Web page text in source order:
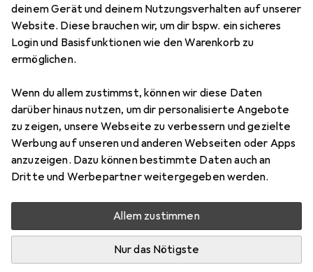
deinem Gerät und deinem Nutzungsverhalten auf unserer
Website. Diese brauchen wir, um dir bspw. ein sicheres
Login und Basisfunktionen wie den Warenkorb zu
ermöglichen.
Wenn du allem zustimmst, können wir diese Daten
darüber hinaus nutzen, um dir personalisierte Angebote
zu zeigen, unsere Webseite zu verbessern und gezielte
Werbung auf unseren und anderen Webseiten oder Apps
anzuzeigen. Dazu können bestimmte Daten auch an
Dritte und Werbepartner weitergegeben werden.
Allem zustimmen
Nur das Nötigste
6 Bilder
MetamorphPippi Langstrumpf
Kostüm für Kinder
104, 98
Preis in EUR inkl. MwSt.
EUR
54,99
14
Bewertungen Marke
Mehr von Metamorph
Mehr als 10 Stück an Lager beim Drittanbieter
Lieferort angeben für genaue Lieferzeit